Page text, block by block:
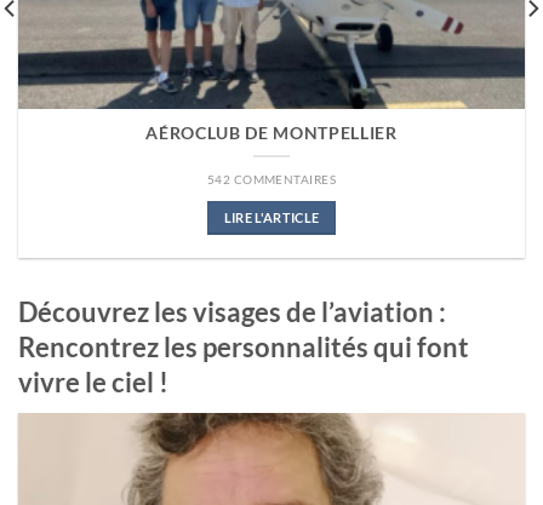
AÉROCLUB DE MONTPELLIER
542 COMMENTAIRES
LIRE L'ARTICLE
Découvrez les visages de l’aviation :
Rencontrez les personnalités qui font
vivre le ciel !